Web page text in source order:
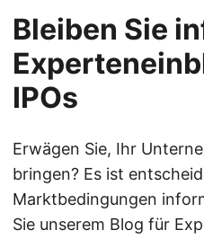
Bleiben Sie
IPOs
Erwägen Sie, Ihr
bringen? Es ist
Marktbedingungen
Sie unserem Blog für